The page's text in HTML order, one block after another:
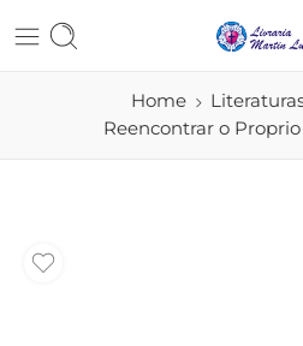
Home
Reencontrar o Proprio